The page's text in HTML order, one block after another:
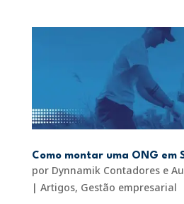
Como montar uma ONG em
por Dynnamik Contadores e
| Artigos, Gestão empresarial